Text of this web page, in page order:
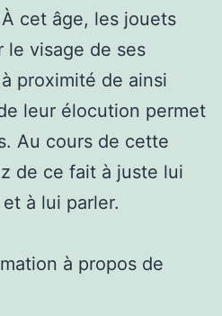
cet âge, les jouets
le visage de ses
proximité de ainsi
leur élocution permet
Au cours de cette
de ce fait à juste lui
à lui parler.
à propos de